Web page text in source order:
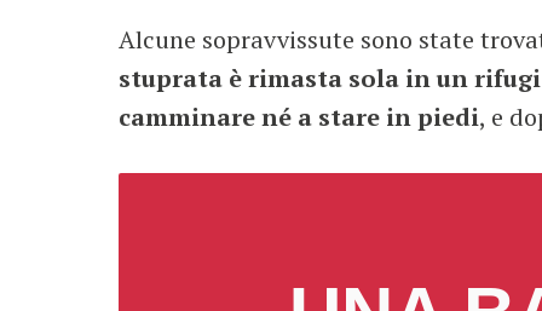
Alcune sopravvissute sono state
stuprata è rimasta sola in un
camminare né a stare in piedi, e